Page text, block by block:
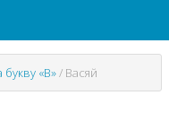
«В»/ Васяй